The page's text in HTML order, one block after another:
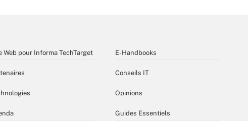
Web pour Informa TechTarget E-Handbooks
Conseils IT
Opinions
Guides Essentiels